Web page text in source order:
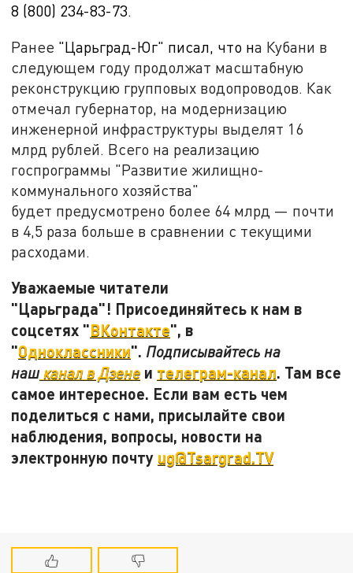
8 (800) 234-83-73.
Ранее "Царьград-Юг" писал, что на Кубани в
следующем году продолжат масштабную
реконструкцию групповых водопроводов. Как
отмечал губернатор, на модернизацию
инженерной инфраструктуры выделят 16
млрд рублей. Всего на реализацию
госпрограммы "Развитие жилищно-
коммунального хозяйства"
будет предусмотрено более 64 млрд — почти
в 4,5 раза больше в сравнении с текущими
расходами.
Уважаемые читатели
"Царьграда"! Присоединяйтесь к нам в
соцсетях "ВКонтакте", в
"Одноклассники". Подписывайтесь на
наш канал в Дзене и телеграм-канал. Там все
самое интересное. Если вам есть чем
поделиться с нами, присылайте свои
наблюдения, вопросы, новости на
электронную почту ug@Tsargrad.TV